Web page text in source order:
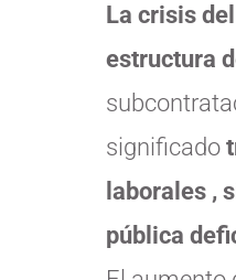
La crisis
estructura
significado
laborales ,
pública